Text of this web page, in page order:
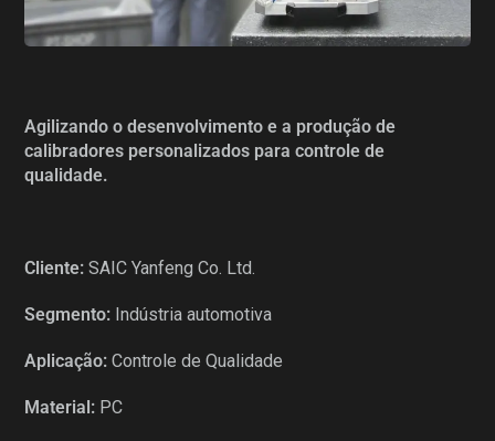
Agilizando o desenvolvimento e a produção de
calibradores personalizados para controle de
qualidade.
Cliente: SAIC Yanfeng Co. Ltd.
Segmento: Indústria automotiva
Aplicação: Controle de Qualidade
Material: PC